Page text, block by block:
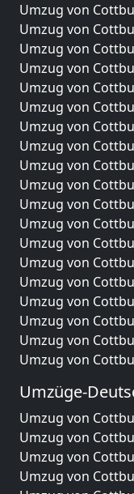
Umzug von
Umzug von
Umzug von
Umzug von
Umzug von
Umzug von
Umzug von
Umzug von
Umzug von
Umzug von
Umzug von
Umzug von
Umzug von
Umzug von
Umzug von
Umzug von
Umzug von
Umzug von
Umzug von
Umzüge-
Umzug von
Umzug von
Umzug von
Umzug von